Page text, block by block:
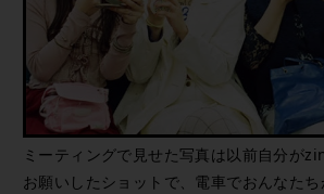
ミーティングで見せた写真は以前自分が
お願いしたショットで、電車でおんなた